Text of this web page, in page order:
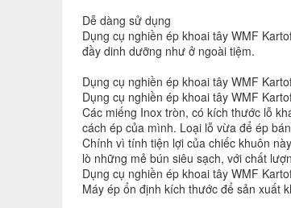
Dễ dàng sử dụng
Dụng cụ nghiền ép khoai tây WMF
đầy dinh dưỡng như ở ngoài tiệm.
Dụng cụ nghiền ép khoai tây WMF
Dụng cụ nghiền ép khoai tây WMF
Các miếng Inox tròn, có kích thước lỗ
cách ép của mình. Loại lỗ vừa để ép
Chính vì tính tiện lợi của chiếc khuôn
lò những mẻ bún siêu sạch, với chất
Dụng cụ nghiền ép khoai tây WMF
Máy ép ổn định kích thước để sản xuất